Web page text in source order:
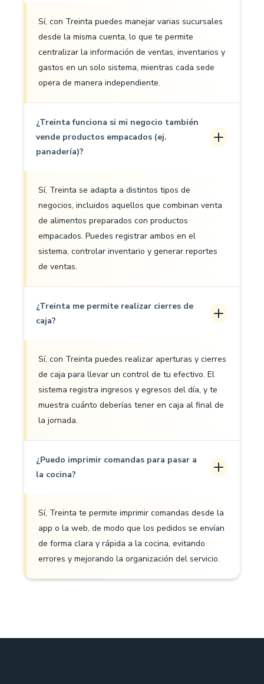
Sí, con Treinta puedes manejar varias sucursales
desde la misma cuenta, lo que te permite
centralizar la información de ventas, inventarios y
gastos en un solo sistema, mientras cada sede
opera de manera independiente.
¿Treinta funciona si mi negocio también
vende productos empacados (ej.
panadería)?
Sí, Treinta se adapta a distintos tipos de
negocios, incluidos aquellos que combinan venta
de alimentos preparados con productos
empacados. Puedes registrar ambos en el
sistema, controlar inventario y generar reportes
de ventas.
¿Treinta me permite realizar cierres de
caja?
Sí, con Treinta puedes realizar aperturas y cierres
de caja para llevar un control de tu efectivo. El
sistema registra ingresos y egresos del día, y te
muestra cuánto deberías tener en caja al final de
la jornada.
¿Puedo imprimir comandas para pasar a
la cocina?
Sí, Treinta te permite imprimir comandas desde la
app o la web, de modo que los pedidos se envían
de forma clara y rápida a la cocina, evitando
errores y mejorando la organización del servicio.